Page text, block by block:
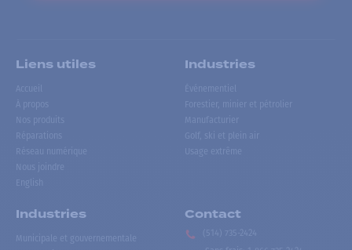
Liens utiles
Accueil
À propos
Nos produits
Réparations
Réseau numérique
Nous joindre
English
Industries
Événementiel
Forestier, minier et pétrolier
Manufacturier
Golf, ski et plein air
Usage extrême
Industries
Municipale et gouvernementale
Contact
(514) 735-2424